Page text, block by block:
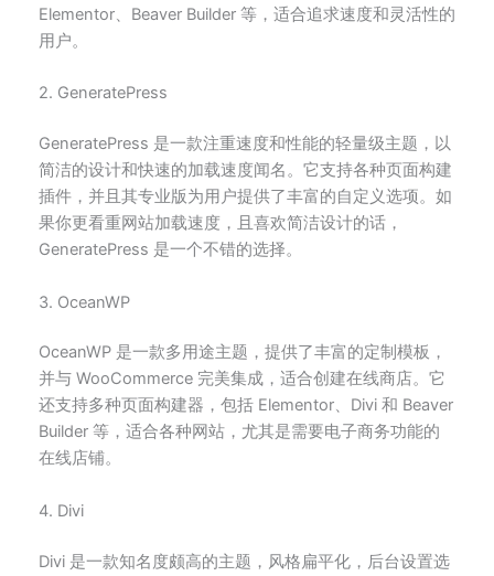
Elementor、Beaver Builder 等，适合追求速度和灵活性的
用户。
2. GeneratePress
GeneratePress 是一款注重速度和性能的轻量级主题，以
简洁的设计和快速的加载速度闻名。它支持各种页面构建
插件，并且其专业版为用户提供了丰富的自定义选项。如
果你更看重网站加载速度，且喜欢简洁设计的话，
GeneratePress 是一个不错的选择。
3. OceanWP
OceanWP 是一款多用途主题，提供了丰富的定制模板，
并与 WooCommerce 完美集成，适合创建在线商店。它
还支持多种页面构建器，包括 Elementor、Divi 和 Beaver
Builder 等，适合各种网站，尤其是需要电子商务功能的
在线店铺。
4. Divi
Divi 是一款知名度颇高的主题，风格扁平化，后台设置选